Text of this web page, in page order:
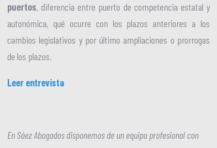
puertos, diferencia entre puerto de competencia estatal y
autonómica, qué ocurre con los plazos anteriores a los
cambios legislativos y por último ampliaciones o prorrogas
de los plazos.
Leer entrevista
En Sáez Abogados disponemos de un equipo profesional con